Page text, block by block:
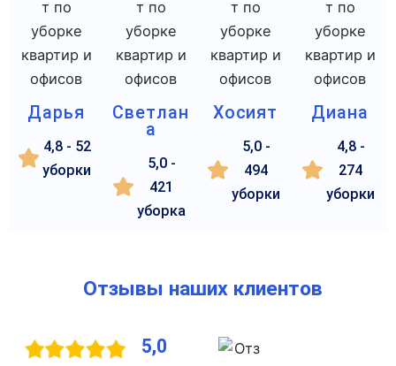
Дарья
4,8 - 52
уборки
Светлан
а
5,0 -
421
уборка
Хосият
5,0 -
494
уборки
Диана
4,8 -
274
уборки
Отзывы наших клиентов
5,0